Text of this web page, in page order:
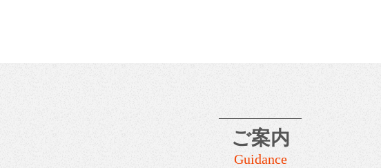
ご案内
Guidance